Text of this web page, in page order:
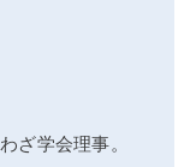
ざ学会理事。